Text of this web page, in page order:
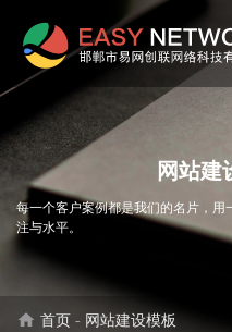
网站建
每一个客户案例都是我们的名片，
注与水平。
home 首页 - 网站建设模板